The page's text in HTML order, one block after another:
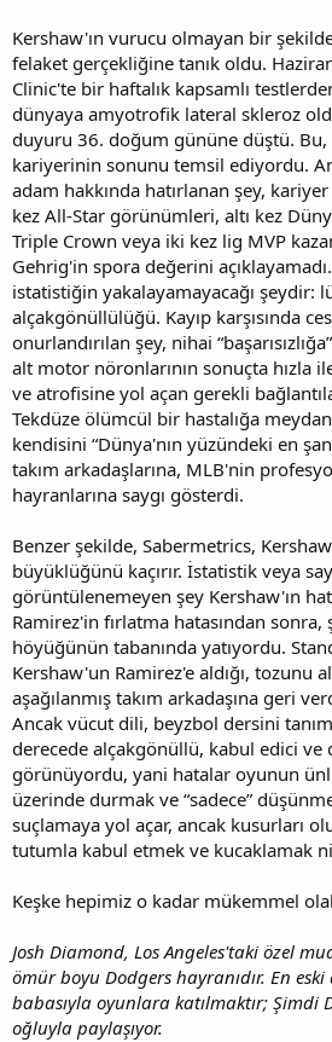
Kershaw'ın vurucu olmayan bir
felaket gerçekliğine tanık oldu.
Clinic'te bir haftalık kapsamlı
dünyaya amyotrofik lateral skleroz
duyuru 36. doğum gününe düştü.
kariyerinin sonunu temsil ediyordu.
adam hakkında hatırlanan şey,
kez All-Star görünümleri, altı kez
Triple Crown veya iki kez lig MVP
Gehrig'in spora değerini
istatistiğin yakalayamayacağı şeydir:
alçakgönüllülüğü. Kayıp karşısında
onurlandırılan şey, nihai
alt motor nöronlarının sonuçta hızla
ve atrofisine yol açan gerekli
Tekdüze ölümcül bir hastalığa
kendisini “Dünya'nın yüzündeki en
takım arkadaşlarına, MLB'nin
hayranlarına saygı gösterdi.
Benzer şekilde, Sabermetrics,
büyüklüğünü kaçırır. İstatistik veya
görüntülenemeyen şey Kershaw'ın
Ramirez'in fırlatma hatasından sonra,
höyüğünün tabanında yatıyordu.
Kershaw'un Ramirez'e aldığı, tozunu
aşağılanmış takım arkadaşına geri
Ancak vücut dili, beyzbol dersini
derecede alçakgönüllü, kabul edici ve
görünüyordu, yani hatalar oyunun
üzerinde durmak ve “sadece”
suçlamaya yol açar, ancak kusurları
tutumla kabul etmek ve kucaklamak
Keşke hepimiz o kadar mükemmel
Josh Diamond, Los Angeles'taki özel
ömür boyu Dodgers hayranıdır. En eski
babasıyla oyunlara katılmaktır; Şimdi
oğluyla paylaşıyor.